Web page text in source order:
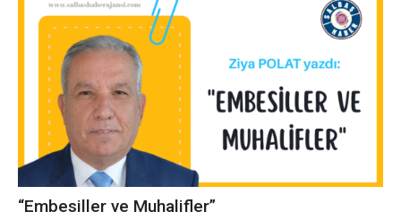
“Embesiller ve Muhalifler”